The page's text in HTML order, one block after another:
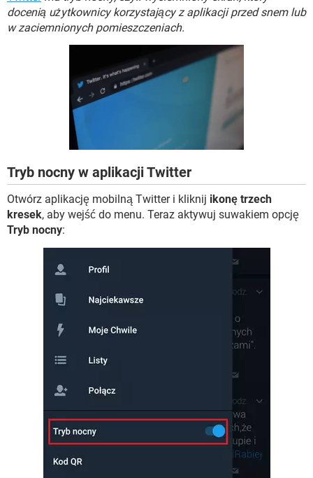
INSTAGRAM FACEBOOK
WINDOWS 10
SPOTIFY NETFLIX
COVID-19
GRY WHATSAPP
FACEBOOK
docenią użytkownicy korzystający z aplikacji przed snem lub
w zaciemnionych pomieszczeniach.
Tryb nocny w aplikacji Twitter
Otwórz aplikację mobilną Twitter i kliknij ikonę trzech
kresek, aby wejść do menu. Teraz aktywuj suwakiem opcję
Tryb nocny: